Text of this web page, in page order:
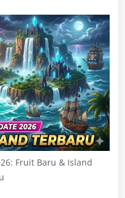
Fruit Baru & Island